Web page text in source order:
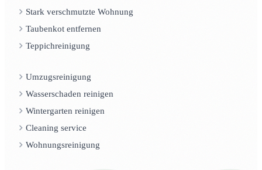
Stark verschmutzte Wohnung
Taubenkot entfernen
Teppichreinigung
Umzugsreinigung
Wasserschaden reinigen
Wintergarten reinigen
Cleaning service
Wohnungsreinigung